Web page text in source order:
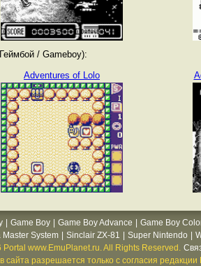
/ Gameboy):
Adventures of Lolo
Game Boy Game Boy Advance Game Boy
Master System Sinclair ZX-81 Super Nintendo
www.EmuPlanet.ru. All Rights Reserved.
сайта разрешается только с согласия редакции